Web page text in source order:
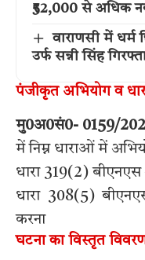
₹52,000 से अधिक
वाराणसी में धर्म
उर्फ सन्नी सिंह
पंजीकृत अभियोग व
मु0अ0सं0- 0159/
में निम्न धाराओं में
धारा 319(2)
धारा 308(5)
करना
घटना का विस्तृत